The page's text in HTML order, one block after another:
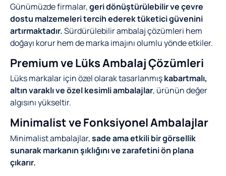
Günümüzde firmalar,geri dönüştürülebilir ve çevre
dostu malzemeleri tercih ederek tüketici güvenini
artırmaktadır.Sürdürülebilir ambalaj çözümleri hem
doğayı korur hem de marka imajını olumlu yönde etkiler.
Premium ve Lüks Ambalaj Çözümleri
Lüks markalar için özel olarak tasarlanmışkabartmalı,
altın varaklı ve özel kesimli ambalajlar, ürünün değer
algısını yükseltir.
Minimalist ve Fonksiyonel Ambalajlar
Minimalist ambalajlar,sade ama etkili bir görsellik
sunarak markanın şıklığını ve zarafetini ön plana
çıkarır.